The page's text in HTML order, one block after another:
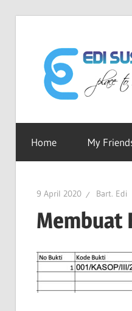
content
ku
Untuk
Berbagi
Home My
9 April 2020 Bart. Edi
Membuat